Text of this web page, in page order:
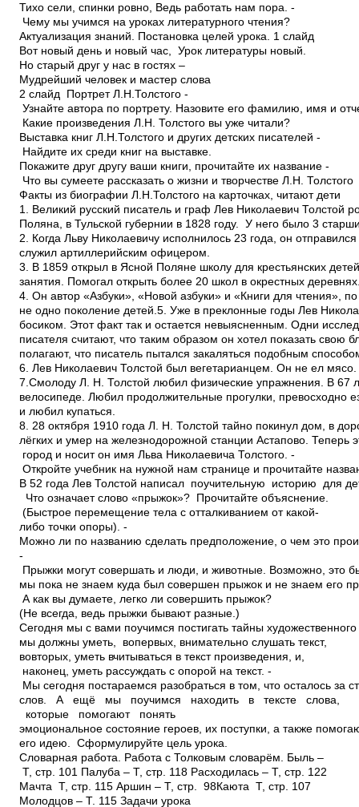
Тихо сели, спинки ровно, Ведь работать нам пора. ­
Чему мы учимся на уроках литературного чтения?
Актуализация знаний. Постановка целей урока. 1 слайд
Вот новый день и новый час, Урок литературы новый.
Но старый друг у нас в гостях –
Мудрейший человек и мастер слова
2 слайд Портрет Л.Н.Толстого ­
Узнайте автора по портрету. Назовите его фамилию, имя и
­ Какие произведения Л.Н. Толстого вы уже читали?
Выставка книг Л.Н.Толстого и других детских писателей ­
Найдите их среди книг на выставке.
Покажите друг другу ваши книги, прочитайте их название ­
Что вы сумеете рассказать о жизни и творчестве Л.Н. Толстого
Факты из биографии Л.Н.Толстого на карточках, читают дети
1. Великий русский писатель и граф Лев Николаевич Толстой
Поляна, в Тульской губернии в 1828 году. У него было 3
2. Когда Льву Николаевичу исполнилось 23 года, он
служил артиллерийским офицером.
3. В 1859 открыл в Ясной Поляне школу для крестьянских
занятия. Помогал открыть более 20 школ в окрестных
4. Он автор «Азбуки», «Новой азбуки» и «Книги для чтения»,
не одно поколение детей.5. Уже в преклонные годы Лев
босиком. Этот факт так и остается невыясненным. Одни
писателя считают, что таким образом он хотел показать свою
полагают, что писатель пытался закаляться подобным
6. Лев Николаевич Толстой был вегетарианцем. Он не ел мясо.
7.Смолоду Л. Н. Толстой любил физические упражнения. В 67
велосипеде. Любил продолжительные прогулки, превосходно
и любил купаться.
8. 28 октября 1910 года Л. Н. Толстой тайно покинул дом, в
лёгких и умер на железнодорожной станции Астапово. Теперь
город и носит он имя Льва Николаевича Толстого. ­
Откройте учебник на нужной нам странице и прочитайте
В 52 года Лев Толстой написал поучительную историю для
­ Что означает слово «прыжок»? Прочитайте объяснение.
(Быстрое перемещение тела с отталкиванием от какой­
либо точки опоры). ­
Можно ли по названию сделать предположение, о чем это
­
Прыжки могут совершать и люди, и животные. Возможно, это
мы пока не знаем куда был совершен прыжок и не знаем его
­ А как вы думаете, легко ли совершить прыжок?
(Не всегда, ведь прыжки бывают разные.)
Сегодня мы с вами поучимся постигать тайны
мы должны уметь, во­первых, внимательно слушать текст,
во­вторых, уметь вчитываться в текст произведения, и,
наконец, уметь рассуждать с опорой на текст. ­
Мы сегодня постараемся разобраться в том, что осталось за
слов. А ещё мы поучимся находить в тексте слова,
которые помогают понять
эмоциональное состояние героев, их поступки, а также
его идею. ­ Сформулируйте цель урока.
Словарная работа. Работа с Толковым словарём. Быль –
Т, стр. 101 Палуба – Т, стр. 118 Расходилась – Т, стр. 122
Мачта ­ Т, стр. 115 Аршин – Т, стр. 98Каюта ­ Т, стр. 107
Молодцов – Т. 115 Задачи урока